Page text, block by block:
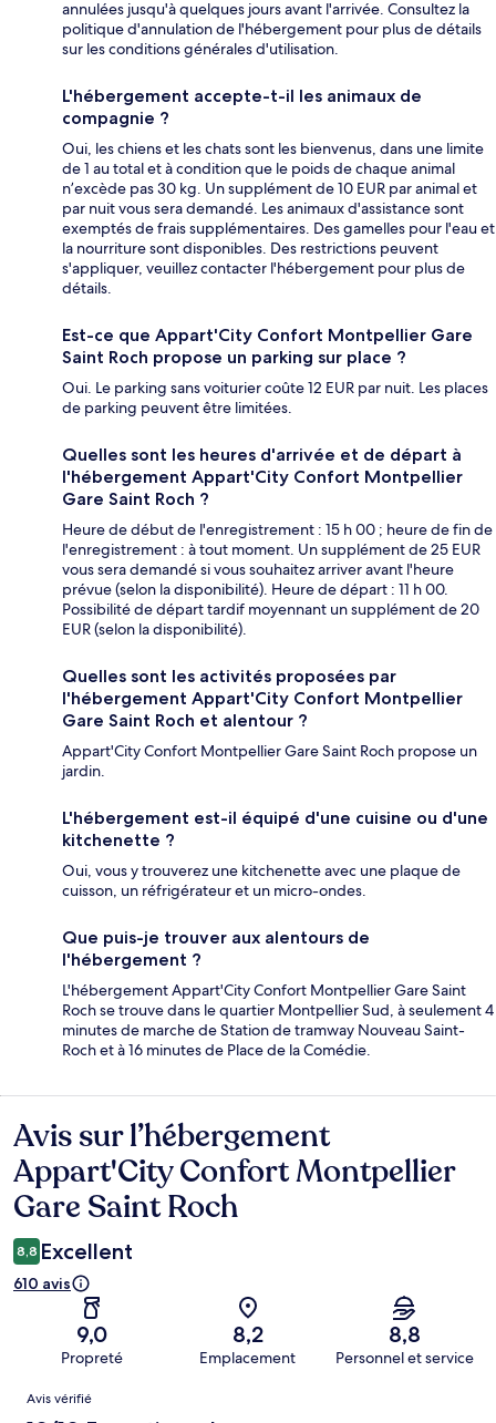
annulées jusqu'à quelques jours avant l'arrivée. Consultez la
politique d'annulation de l'hébergement pour plus de détails
sur les conditions générales d'utilisation.
L'hébergement accepte-t-il les animaux de
compagnie ?
Oui, les chiens et les chats sont les bienvenus, dans une limite
de 1 au total et à condition que le poids de chaque animal
n’excède pas 30 kg. Un supplément de 10 EUR par animal et
par nuit vous sera demandé. Les animaux d'assistance sont
exemptés de frais supplémentaires. Des gamelles pour l'eau et
la nourriture sont disponibles. Des restrictions peuvent
s'appliquer, veuillez contacter l'hébergement pour plus de
détails.
Est-ce que Appart'City Confort Montpellier Gare
Saint Roch propose un parking sur place ?
Oui. Le parking sans voiturier coûte 12 EUR par nuit. Les places
de parking peuvent être limitées.
Quelles sont les heures d'arrivée et de départ à
l'hébergement Appart'City Confort Montpellier
Gare Saint Roch ?
Heure de début de l'enregistrement : 15 h 00 ; heure de fin de
l'enregistrement : à tout moment. Un supplément de 25 EUR
vous sera demandé si vous souhaitez arriver avant l'heure
prévue (selon la disponibilité). Heure de départ : 11 h 00.
Possibilité de départ tardif moyennant un supplément de 20
EUR (selon la disponibilité).
Quelles sont les activités proposées par
l'hébergement Appart'City Confort Montpellier
Gare Saint Roch et alentour ?
Appart'City Confort Montpellier Gare Saint Roch propose un
jardin.
L'hébergement est-il équipé d'une cuisine ou d'une
kitchenette ?
Oui, vous y trouverez une kitchenette avec une plaque de
cuisson, un réfrigérateur et un micro-ondes.
Que puis-je trouver aux alentours de
l'hébergement ?
L'hébergement Appart'City Confort Montpellier Gare Saint
Roch se trouve dans le quartier Montpellier Sud, à seulement 4
minutes de marche de Station de tramway Nouveau Saint-
Roch et à 16 minutes de Place de la Comédie.
Avis
Avis sur l’hébergement
Appart'City Confort Montpellier
Gare Saint Roch
8,8 Excellent
610 avis
9,0
Propreté
8,2
Emplacement
8,8
Personnel et service
Avis
Avis vérifié